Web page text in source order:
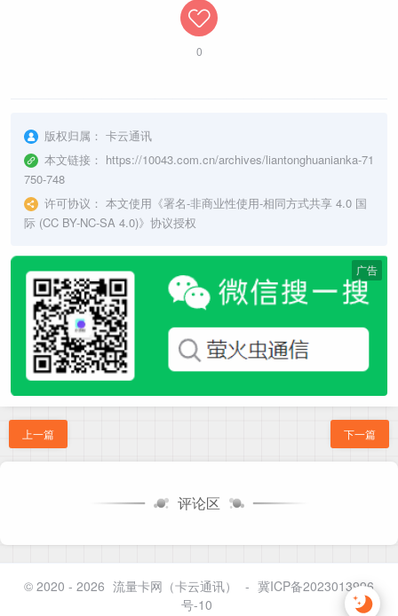
0
版权归属： 卡云通讯
本文链接： https://10043.com.cn/archives/liantonghuanianka-71
750-748
许可协议： 本文使用《署名-非商业性使用-相同方式共享 4.0 国
际 (CC BY-NC-SA 4.0)》协议授权
广告
上一篇 下一篇
评论区
© 2020 - 2026 流量卡网（卡云通讯） - 冀ICP备2023013996
号-10